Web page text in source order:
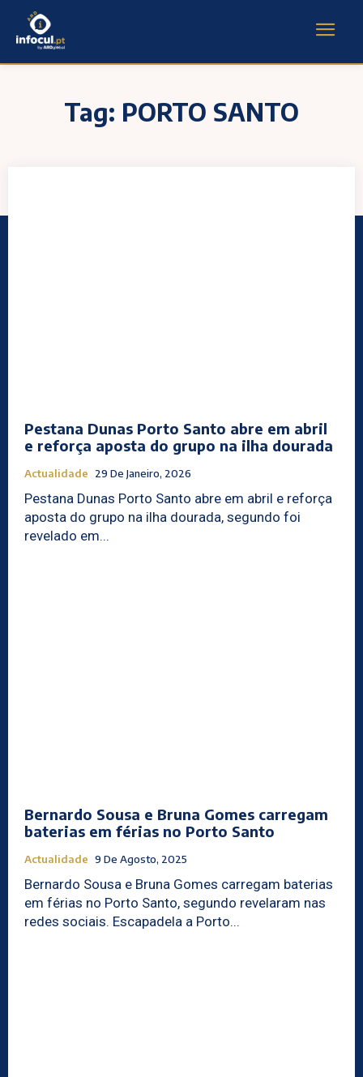
Tag: PORTO SANTO
Pestana Dunas Porto Santo abre em abril
e reforça aposta do grupo na ilha dourada
Actualidade 29 De Janeiro, 2026
Pestana Dunas Porto Santo abre em abril e reforça
aposta do grupo na ilha dourada, segundo foi
revelado em...
Bernardo Sousa e Bruna Gomes carregam
baterias em férias no Porto Santo
Actualidade 9 De Agosto, 2025
Bernardo Sousa e Bruna Gomes carregam baterias
em férias no Porto Santo, segundo revelaram nas
redes sociais. Escapadela a Porto...